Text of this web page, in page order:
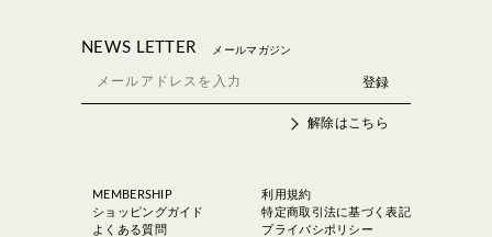
NEWS LETTER メールマガジン
解除はこちら
MEMBERSHIP
ショッピングガイド
よくある質問
利用規約
特定商取引法に基づく表記
プライバシポリシー